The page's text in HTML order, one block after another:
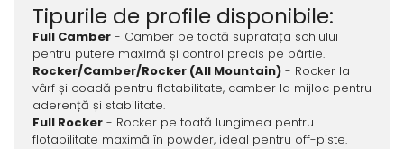
Tipurile de profile disponibile:
Full Camber- Camber pe toată suprafața schiului
pentru putere maximă și control precis pe pârtie.
Rocker/Camber/Rocker (All Mountain)- Rocker la
vârf și coadă pentru flotabilitate, camber la mijloc pentru
aderență și stabilitate.
Full Rocker- Rocker pe toată lungimea pentru
flotabilitate maximă în powder, ideal pentru off-piste.